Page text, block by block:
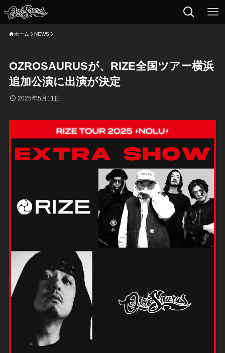
ホーム NEWS
OZROSAURUSが、RIZE全国ツアー横浜
追加公演に出演が決定
2025年5月11日